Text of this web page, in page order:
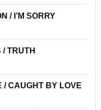
/ I’M SORRY
TRUTH
/ CAUGHT BY LOVE